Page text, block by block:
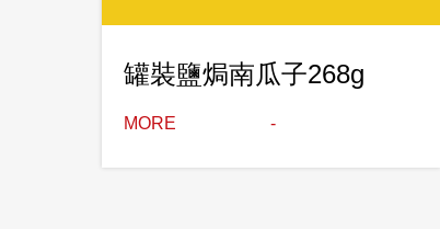
罐裝鹽焗南瓜子268g
MORE